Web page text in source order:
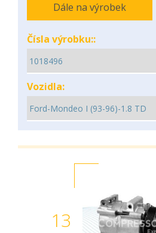
Dále na výrobek
Čísla výrobku::
Vozidla:
13